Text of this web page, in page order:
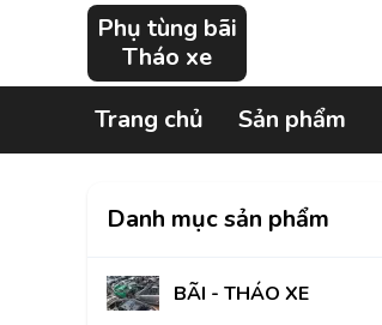
Phụ tùng bãi
Tháo xe
Trang chủ Sản phẩm
Danh mục sản phẩm
BÃI - THÁO XE